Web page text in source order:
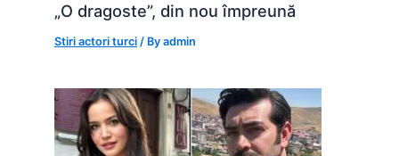
„O dragoste”, din nou împreună
Stiri actori turci / Byadmin